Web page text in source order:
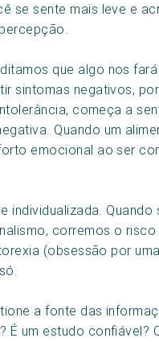
se sente mais leve e
que algo nos
sintomas negativos,
começa a
Quando um
emocional ao ser
individualizada.
corremos o
(obsessão por
a fonte das
É um estudo confiável?